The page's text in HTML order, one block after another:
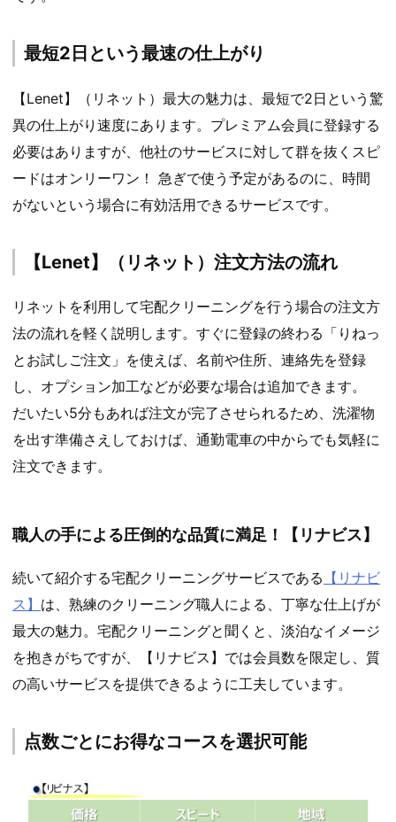
最短2日という最速の仕上がり
【Lenet】（リネット）最大の魅力は、最短で2日という驚
異の仕上がり速度にあります。プレミアム会員に登録する
必要はありますが、他社のサービスに対して群を抜くスピ
ードはオンリーワン！ 急ぎで使う予定があるのに、時間
がないという場合に有効活用できるサービスです。
【Lenet】（リネット）注文方法の流れ
リネットを利用して宅配クリーニングを行う場合の注文方
法の流れを軽く説明します。すぐに登録の終わる「りねっ
とお試しご注文」を使えば、名前や住所、連絡先を登録
し、オプション加工などが必要な場合は追加できます。
だいたい5分もあれば注文が完了させられるため、洗濯物
を出す準備さえしておけば、通勤電車の中からでも気軽に
注文できます。
職人の手による圧倒的な品質に満足！【リナビス】
続いて紹介する宅配クリーニングサービスである 【リナビ
ス】 は、熟練のクリーニング職人による、丁寧な仕上げが
最大の魅力。宅配クリーニングと聞くと、淡泊なイメージ
を抱きがちですが、【リナビス】では会員数を限定し、質
の高いサービスを提供できるように工夫しています。
点数ごとにお得なコースを選択可能